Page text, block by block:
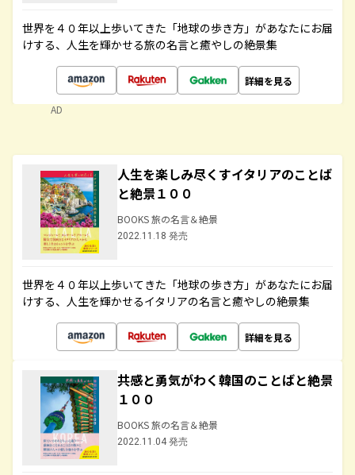
世界を４０年以上歩いてきた「地球の歩き方」があなたにお届
けする、人生を輝かせる旅の名言と癒やしの絶景集
詳細を見る
AD
人生を楽しみ尽くすイタリアのことば
と絶景１００
BOOKS 旅の名言＆絶景
2022.11.18 発売
世界を４０年以上歩いてきた「地球の歩き方」があなたにお届
けする、人生を輝かせるイタリアの名言と癒やしの絶景集
詳細を見る
共感と勇気がわく韓国のことばと絶景
１００
BOOKS 旅の名言＆絶景
2022.11.04 発売